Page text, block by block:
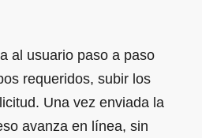
al usuario paso a paso
requeridos, subir los
Una vez enviada la
avanza en línea, sin